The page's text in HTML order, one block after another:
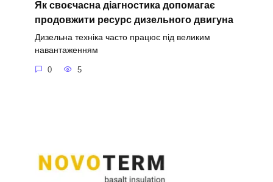
Як своєчасна діагностика допомагає
продовжити ресурс дизельного двигуна
Дизельна техніка часто працює під великим
навантаженням
0 5